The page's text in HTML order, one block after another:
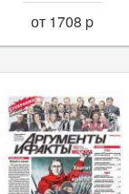
от 1708 p